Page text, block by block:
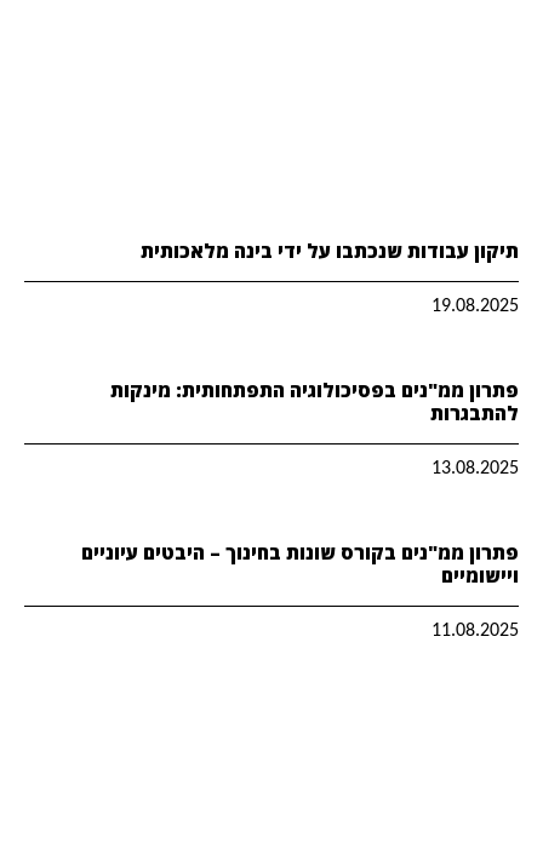
תיקון עבודות שנכתבו על ידי בינה מלאכותית
19.08.2025
פתרון ממ"נים בפסיכולוגיה התפתחותית: מינקות
להתבגרות
13.08.2025
פתרון ממ"נים בקורס שונות בחינוך – היבטים עיוניים
ויישומיים
11.08.2025